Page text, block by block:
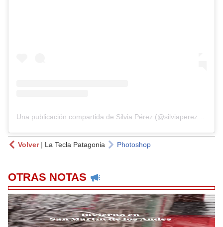
Una publicación compartida de Silvia Pérez (@silviaperezok)
Volver| La Tecla Patagonia Photoshop
OTRAS NOTAS